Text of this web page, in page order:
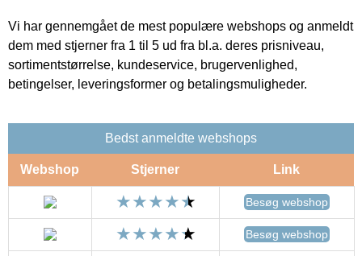
Vi har gennemgået de mest populære webshops og anmeldt
dem med stjerner fra 1 til 5 ud fra bl.a. deres prisniveau,
sortimentstørrelse, kundeservice, brugervenlighed,
betingelser, leveringsformer og betalingsmuligheder.
Bedst anmeldte webshops
Webshop Stjerner Link
Besøg webshop
Besøg webshop